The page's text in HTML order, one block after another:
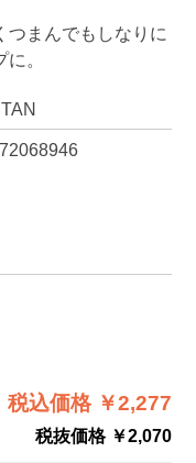
つまんでもしなりに
。
税込価格 ￥2,277
税抜価格 ￥2,070